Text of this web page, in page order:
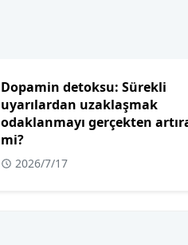
Dopamin detoksu: Sürekli
uyarılardan uzaklaşmak
odaklanmayı gerçekten
mi?
2026/7/17